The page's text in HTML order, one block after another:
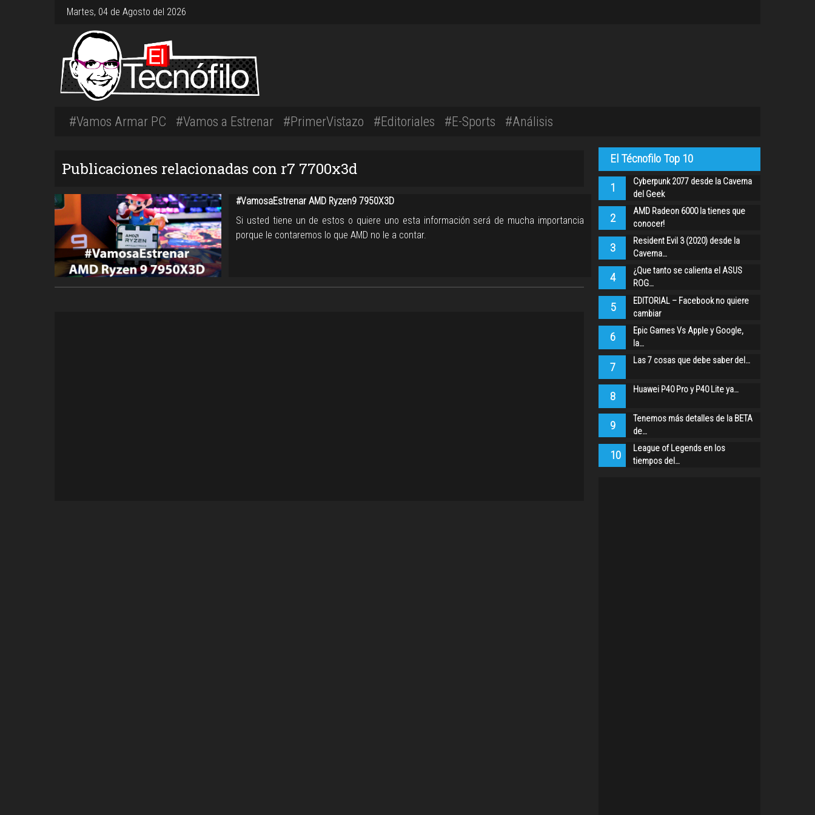
Martes, 04 de Agosto del 2026
#Vamos Armar PC #Vamos a Estrenar #PrimerVistazo #Editoriales #E-Sports #Análisis
Publicaciones relacionadas con r7 7700x3d
#VamosaEstrenar AMD Ryzen9 7950X3D
Si usted tiene un de estos o quiere uno esta información será de mucha importancia
porque le contaremos lo que AMD no le a contar.
El Técnofilo Top 10
1
Cyberpunk 2077 desde la Caverna
del Geek
2
AMD Radeon 6000 la tienes que
conocer!
3
Resident Evil 3 (2020) desde la
Caverna…
4
¿Que tanto se calienta el ASUS
ROG…
5
EDITORIAL – Facebook no quiere
cambiar
6
Epic Games Vs Apple y Google,
la…
7 Las 7 cosas que debe saber del…
8 Huawei P40 Pro y P40 Lite ya…
9
Tenemos más detalles de la BETA
de…
10
League of Legends en los
tiempos del…